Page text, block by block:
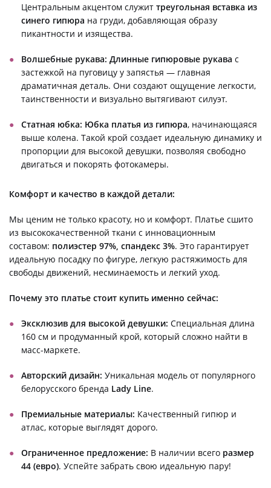
Центральным акцентом служит треугольная вставка из
синего гипюра на груди, добавляющая образу
пикантности и изящества.
Волшебные рукава: Длинные гипюровые рукава с
застежкой на пуговицу у запястья — главная
драматичная деталь. Они создают ощущение легкости,
таинственности и визуально вытягивают силуэт.
Статная юбка: Юбка платья из гипюра, начинающаяся
выше колена. Такой крой создает идеальную динамику и
пропорции для высокой девушки, позволяя свободно
двигаться и покорять фотокамеры.
Комфорт и качество в каждой детали:
Мы ценим не только красоту, но и комфорт. Платье сшито
из высококачественной ткани с инновационным
составом: полиэстер 97%, спандекс 3%. Это гарантирует
идеальную посадку по фигуре, легкую растяжимость для
свободы движений, несминаемость и легкий уход.
Почему это платье стоит купить именно сейчас:
Эксклюзив для высокой девушки: Специальная длина
160 см и продуманный крой, который сложно найти в
масс-маркете.
Авторский дизайн: Уникальная модель от популярного
белорусского бренда Lady Line.
Премиальные материалы: Качественный гипюр и
атлас, которые выглядят дорого.
Ограниченное предложение: В наличии всего размер
44 (евро). Успейте забрать свою идеальную пару!